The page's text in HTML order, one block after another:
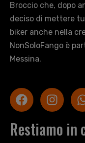
Broccio che, dopo
deciso di mettere
biker anche nella
NonSoloFango è
Messina.
Restiamo in